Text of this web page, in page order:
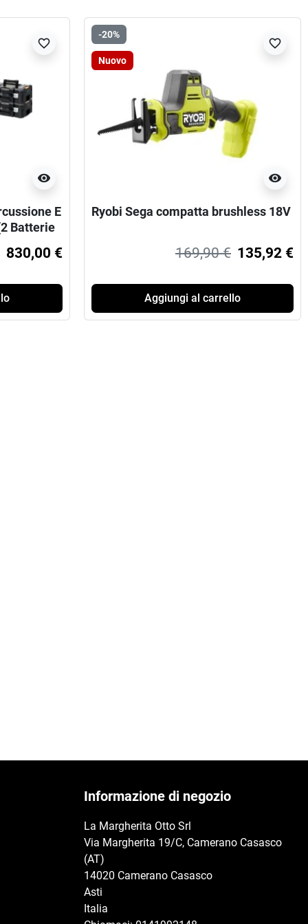
visibility
favorite_border
E
Batterie
830,00 €
-20%
Nuovo
visibility
favorite_border
Ryobi Sega compatta brushless 18V
169,90 € 135,92 €
Aggiungi al carrello
Informazione di negozio
La Margherita Otto Srl
Via Margherita 19/C, Camerano Casasco
(AT)
14020 Camerano Casasco
Asti
Italia